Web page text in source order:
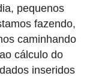
pequenos
fazendo,
caminhando
cálculo do
inseridos